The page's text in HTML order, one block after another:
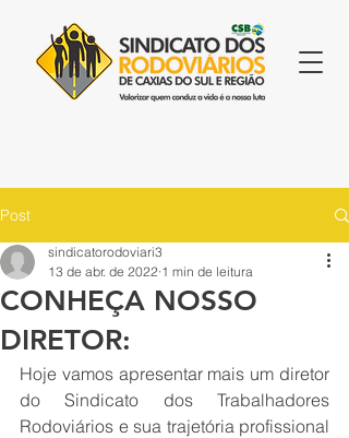
Post
CONHEÇA NOSSO
DIRETOR:
sindicatorodoviari3
13 de abr. de 2022 1 min de leitura
Hoje vamos apresentar mais um diretor
do Sindicato dos Trabalhadores
Rodoviários e sua trajetória profissional